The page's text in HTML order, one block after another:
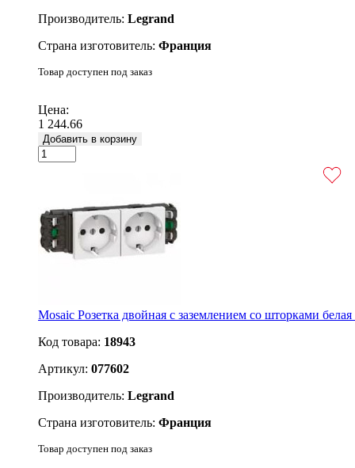
Производитель: Legrand
Страна изготовитель: Франция
Товар доступен под заказ
Цена:
1 244.66
Добавить в корзину
Mosaic Розетка двойная с заземлением со шторками
Код товара: 18943
Артикул: 077602
Производитель: Legrand
Страна изготовитель: Франция
Товар доступен под заказ